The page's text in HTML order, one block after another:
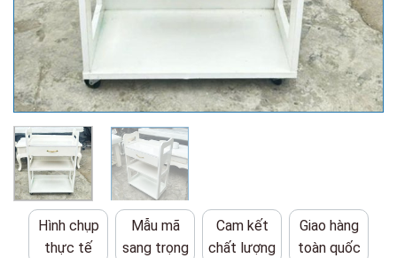
Hình chụp
thực tế
Mẫu mã
sang trọng
Cam kết
chất lượng
Giao hàng
toàn quốc